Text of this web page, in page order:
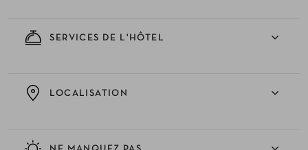
SERVICES DE L'HÔTEL
LOCALISATION